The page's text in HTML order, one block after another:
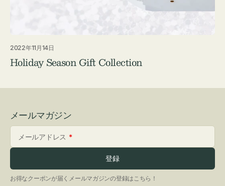
2022年11月14日
Holiday Season Gift Collection
メールマガジン
メールアドレス
登録
お得なクーポンが届くメールマガジンの登録はこちら！